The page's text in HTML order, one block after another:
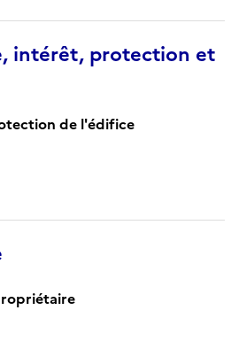
intérêt, protection et
de l'édifice